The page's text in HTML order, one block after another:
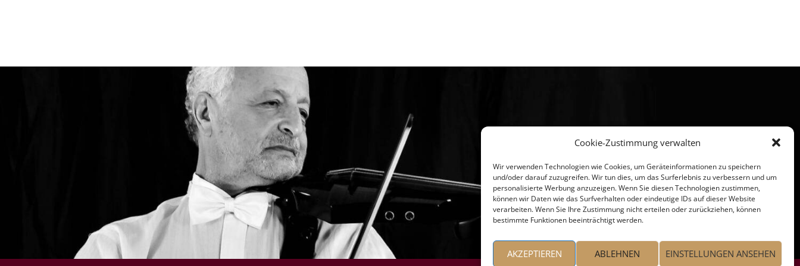
Cookie-Zustimmung verwalten
Wir verwenden Technologien wie Cookies, um Geräteinformationen zu speichern
und/oder darauf zuzugreifen. Wir tun dies, um das Surferlebnis zu verbessern und um
personalisierte Werbung anzuzeigen. Wenn Sie diesen Technologien zustimmen,
können wir Daten wie das Surfverhalten oder eindeutige IDs auf dieser Website
verarbeiten. Wenn Sie Ihre Zustimmung nicht erteilen oder zurückziehen, können
bestimmte Funktionen beeinträchtigt werden.
AKZEPTIEREN ABLEHNEN EINSTELLUNGEN ANSEHEN